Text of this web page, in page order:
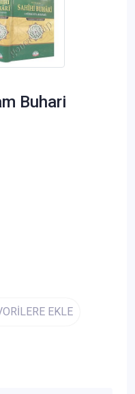
Buhari
EKLE